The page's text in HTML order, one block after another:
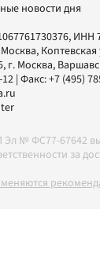
новости дня
ИНН
, г. Москва,
| Факс:+7 (495)
Эл № ФС77-67642